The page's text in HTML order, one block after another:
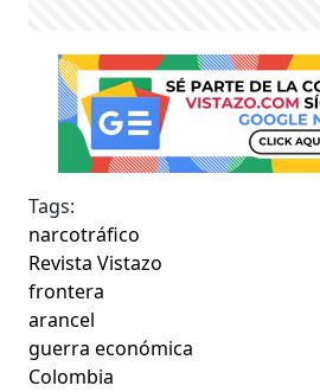
Tags:
narcotráfico
Revista Vistazo
frontera
arancel
guerra económica
Colombia